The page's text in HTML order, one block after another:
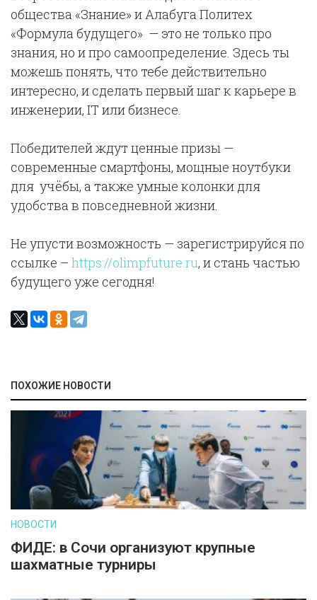
общества «Знание» и Алабуга Политех
«Формула будущего» — это не только про
знания, но и про самоопределение. Здесь ты
можешь понять, что тебе действительно
интересно, и сделать первый шаг к карьере в
инженерии, IT или бизнесе.
Победителей ждут ценные призы —
современные смартфоны, мощные ноутбуки
для учёбы, а также умные колонки для
удобства в повседневной жизни.
Не упусти возможность — зарегистрируйся по
ссылке – https://olimpfuture.ru, и стань частью
будущего уже сегодня!
ПОХОЖИЕ НОВОСТИ
НОВОСТИ
ФИДЕ: в Сочи организуют крупные
шахматные турниры